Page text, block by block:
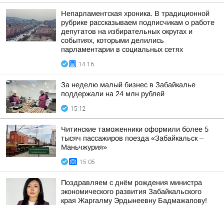
Непарламентская хроника. В традиционной
рубрике рассказываем подписчикам о работе
депутатов на избирательных округах и
событиях, которыми делились
парламентарии в социальных сетях
14:16
За неделю малый бизнес в Забайкалье
поддержали на 24 млн рублей
15:12
Читинские таможенники оформили более 5
тысяч пассажиров поезда «Забайкальск –
Маньчжурия»
15:05
Поздравляем с днём рождения министра
экономического развития Забайкальского
края Жаргалму Эрдынеевну Бадмажапову!